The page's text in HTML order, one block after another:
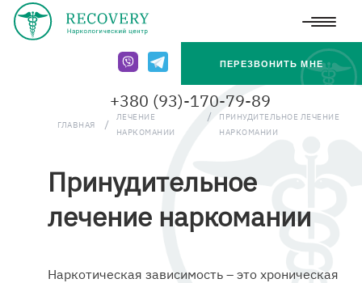
+380 (93)-170-79-89
ПЕРЕЗВОНИТЬ МНЕ
ГЛАВНАЯ
ЛЕЧЕНИЕ
НАРКОМАНИИ
ПРИНУДИТЕЛЬНОЕ ЛЕЧЕНИЕ
НАРКОМАНИИ
Принудительное
лечение наркомании
Наркотическая зависимость – это хроническая